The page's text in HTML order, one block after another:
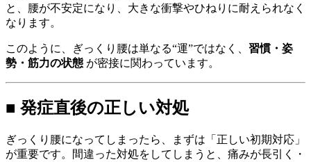
と、腰が不安定になり、大きな衝撃やひねりに耐えられなく
なります。
このように、ぎっくり腰は単なる“運”ではなく、 習慣・姿
勢・筋力の状態 が密接に関わっています。
■ 発症直後の正しい対処
ぎっくり腰になってしまったら、まずは「正しい初期対応」
が重要です。間違った対処をしてしまうと、痛みが長引く・